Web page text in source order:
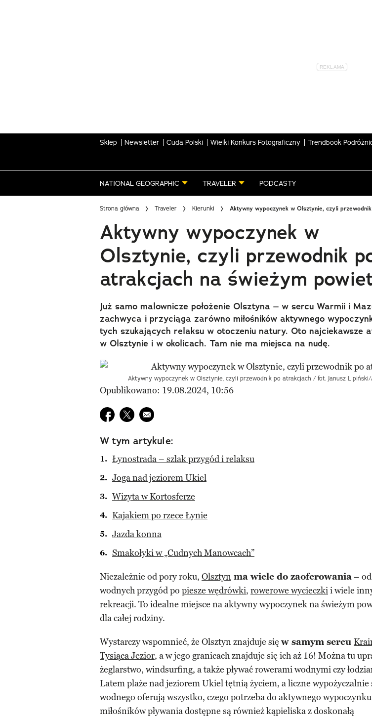
Sklep Newsletter Cuda Polski Wielki Konkurs Fotograficzny Trendbook
NATIONAL GEOGRAPHIC TRAVELER PODCASTY
Strona główna Traveler Kierunki Aktywny wypoczynek w Olsztynie, czyli
Aktywny wypoczynek w
Olsztynie, czyli przewodnik
atrakcjach na świeżym
Już samo malownicze położenie Olsztyna – w sercu Warmii i
zachwyca i przyciąga zarówno miłośników aktywnego
tych szukających relaksu w otoczeniu natury. Oto najciekawsze
w Olsztynie i w okolicach. Tam nie ma miejsca na nudę.
Aktywny wypoczynek w Olsztynie, czyli przewodnik po atrakcjach / fot. Janusz
Opublikowano: 19.08.2024, 10:56
Udostępnij na facebook
Udostępnij na twitter
E-mail do przyjaciela
W tym artykule:
Łynostrada – szlak przygód i relaksu
Joga nad jeziorem Ukiel
Wizyta w Kortosferze
Kajakiem po rzece Łynie
Jazda konna
Smakołyki w „Cudnych Manowcach”
Niezależnie od pory roku, Olsztyn ma wiele do zaoferowania– od
wodnych przygód po piesze wędrówki, rowerowe wycieczkii wiele
rekreacji. To idealne miejsce na aktywny wypoczynek na świeżym
dla całej rodziny.
Wystarczy wspomnieć, że Olsztyn znajduje się w samym sercu
Tysiąca Jezior, a w jego granicach znajduje się ich aż 16! Można tu
żeglarstwo, windsurfing, a także pływać rowerami wodnymi czy
Latem plaże nad jeziorem Ukiel tętnią życiem, a liczne wypożyczalnie
wodnego oferują wszystko, czego potrzeba do aktywnego
miłośników pływania dostępne są również kąpieliska z doskonałą